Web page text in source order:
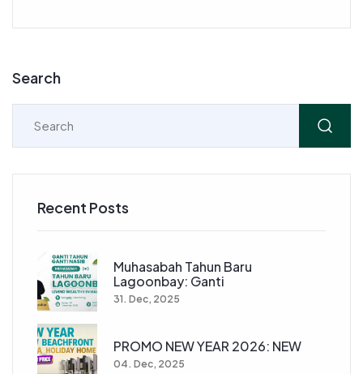
Search
Recent Posts
Muhasabah Tahun Baru
Lagoonbay: Ganti
31. Dec, 2025
PROMO NEW YEAR 2026: NEW
04. Dec, 2025